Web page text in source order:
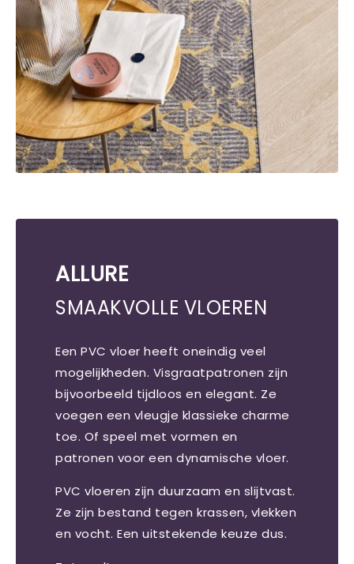
ALLURE
SMAAKVOLLE VLOEREN
Een PVC vloer heeft oneindig veel
mogelijkheden. Visgraatpatronen zijn
bijvoorbeeld tijdloos en elegant. Ze
voegen een vleugje klassieke charme
toe. Of speel met vormen en
patronen voor een dynamische vloer.
PVC vloeren zijn duurzaam en slijtvast.
Ze zijn bestand tegen krassen, vlekken
en vocht. Een uitstekende keuze dus.